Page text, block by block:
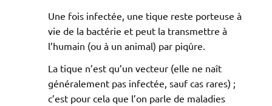
Une fois infectée, une tique reste porteuse à
vie de la bactérie et peut la transmettre à
l’humain (ou à un animal) par piqûre.
La tique n’est qu’un vecteur (elle ne naît
généralement pas infectée, sauf cas rares) ;
c’est pour cela que l’on parle de maladies